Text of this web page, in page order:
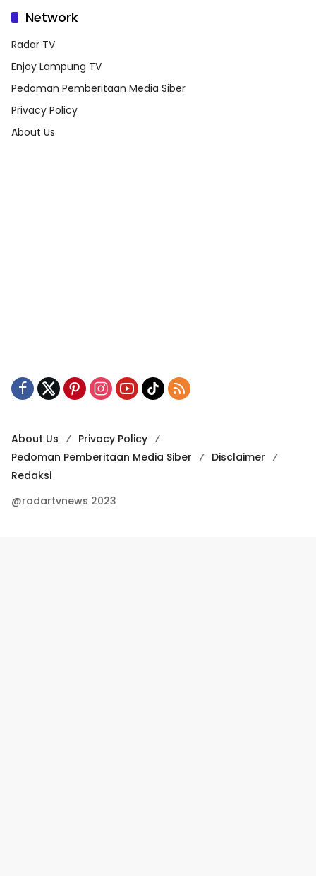
Network
Radar TV
Enjoy Lampung TV
Pedoman Pemberitaan Media Siber
Privacy Policy
About Us
About Us
Privacy Policy
Pedoman Pemberitaan Media Siber
Disclaimer
Redaksi
@radartvnews 2023